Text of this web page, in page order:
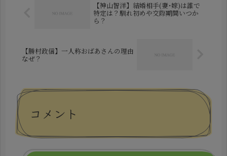
【神山智洋】結婚相手(妻･嫁)は誰で
特定は？馴れ初めや交際期間いつか
ら？
【勝村政信】一人称おばあさんの理由
なぜ？
コメント